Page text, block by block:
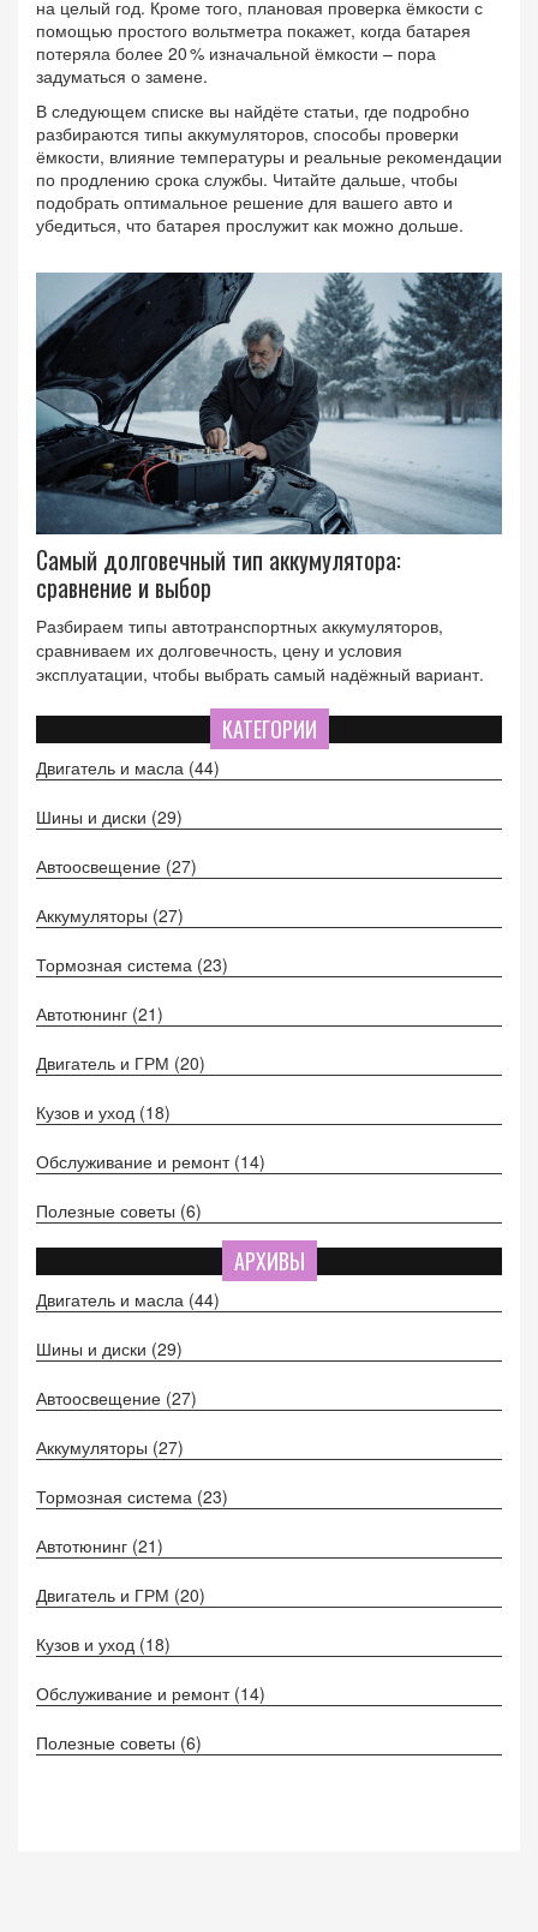
на целый год. Кроме того, плановая проверка ёмкости с
помощью простого вольтметра покажет, когда батарея
потеряла более 20 % изначальной ёмкости – пора
задуматься о замене.
В следующем списке вы найдёте статьи, где подробно
разбираются типы аккумуляторов, способы проверки
ёмкости, влияние температуры и реальные рекомендации
по продлению срока службы. Читайте дальше, чтобы
подобрать оптимальное решение для вашего авто и
убедиться, что батарея прослужит как можно дольше.
Самый долговечный тип аккумулятора:
сравнение и выбор
Разбираем типы автотранспортных аккумуляторов,
сравниваем их долговечность, цену и условия
эксплуатации, чтобы выбрать самый надёжный вариант.
КАТЕГОРИИ
Двигатель и масла (44)
Шины и диски (29)
Автоосвещение (27)
Аккумуляторы (27)
Тормозная система (23)
Автотюнинг (21)
Двигатель и ГРМ (20)
Кузов и уход (18)
Обслуживание и ремонт (14)
Полезные советы (6)
АРХИВЫ
Двигатель и масла (44)
Шины и диски (29)
Автоосвещение (27)
Аккумуляторы (27)
Тормозная система (23)
Автотюнинг (21)
Двигатель и ГРМ (20)
Кузов и уход (18)
Обслуживание и ремонт (14)
Полезные советы (6)